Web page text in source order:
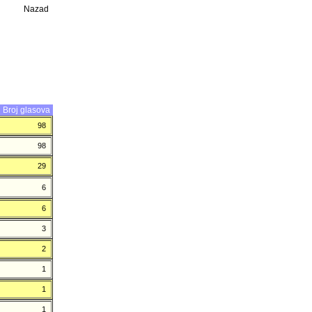
Nazad
Broj glasova
98
98
29
6
6
3
2
1
1
1